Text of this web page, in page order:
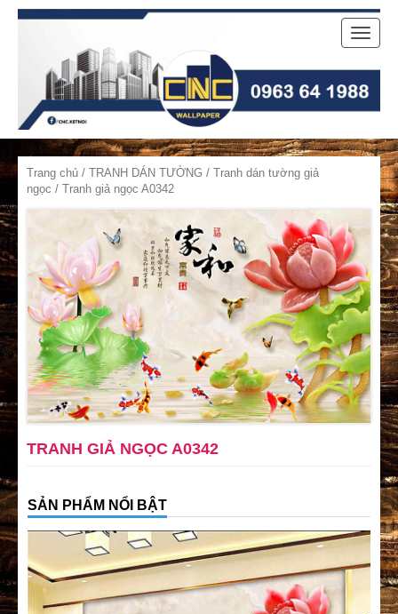
Toggle
Trang chủ / TRANH DÁN TƯỜNG / Tranh dán tường giả
ngọc / Tranh giả ngọc A0342
TRANH GIẢ NGỌC A0342
SẢN PHẨM NỔI BẬT